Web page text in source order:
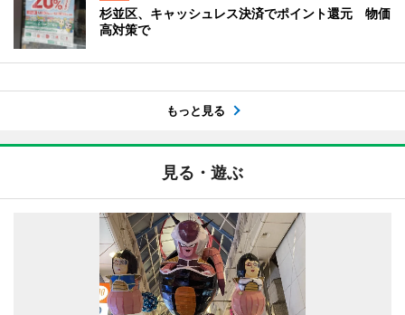
杉並区、キャッシュレス決済でポイント還元 物価
高対策で
もっと見る
見る・遊ぶ